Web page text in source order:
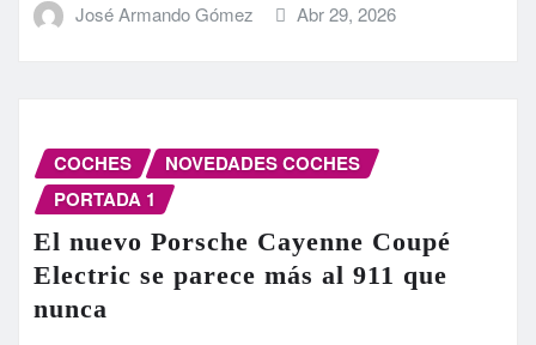
José Armando Gómez Abr 29, 2026
COCHES
NOVEDADES COCHES
PORTADA 1
El nuevo Porsche Cayenne Coupé
Electric se parece más al 911 que
nunca